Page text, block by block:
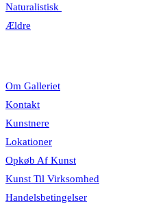
Naturalistisk
Ældre
Om Galleriet
Kontakt
Kunstnere
Lokationer
Opkøb Af Kunst
Kunst Til Virksomhed
Handelsbetingelser